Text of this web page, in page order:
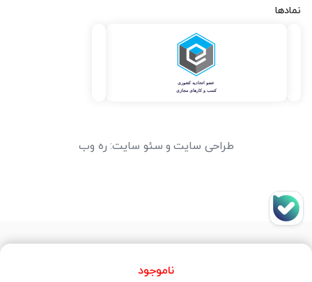
ناموجود
نمادها
طراحی سایت و سئو سایت: ره وب